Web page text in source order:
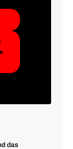
das